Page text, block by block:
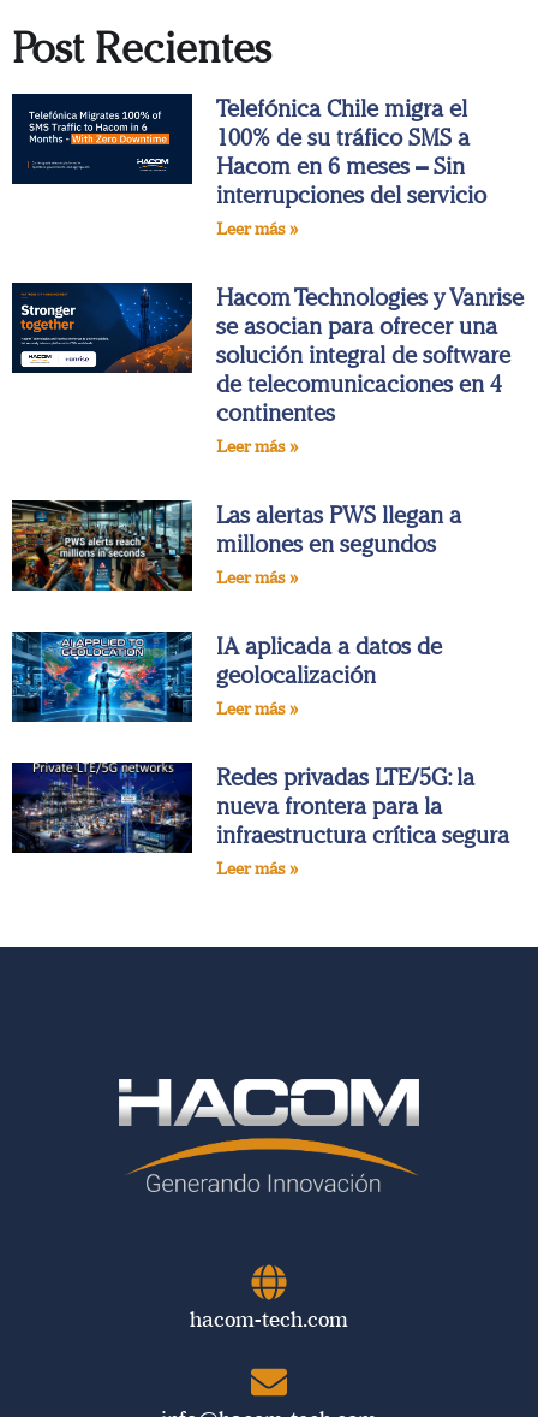
Post Recientes
Telefónica Chile migra el
100% de su tráfico SMS a
Hacom en 6 meses – Sin
interrupciones del servicio
Leer más »
Hacom Technologies y Vanrise
se asocian para ofrecer una
solución integral de software
de telecomunicaciones en 4
continentes
Leer más »
Las alertas PWS llegan a
millones en segundos
Leer más »
IA aplicada a datos de
geolocalización
Leer más »
Redes privadas LTE/5G: la
nueva frontera para la
infraestructura crítica segura
Leer más »
hacom-tech.com